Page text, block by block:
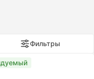
Фильтры